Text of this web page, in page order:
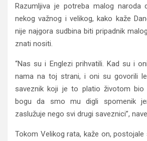
Razumljiva je potreba malog naroda
nekog važnog i velikog, kako kaže
nije najgora sudbina biti pripadnik
znati nositi.
“Nas su i Englezi prihvatili. Kad su i
nama na toj strani, i oni su govorili
saveznik koji je to platio životom bio
bogu da smo mu digli spomenik
zaslužuje nego svi drugi saveznici”,
Tokom Velikog rata, kaže on,